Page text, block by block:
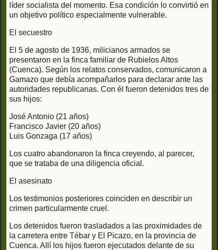
líder socialista del momento. Esa condición lo convirtió en
un objetivo político especialmente vulnerable.
El secuestro
El 5 de agosto de 1936, milicianos armados se
presentaron en la finca familiar de Rubielos Altos
(Cuenca). Según los relatos conservados, comunicaron a
Gamazo que debía acompañarlos para declarar ante las
autoridades republicanas. Con él fueron detenidos tres de
sus hijos:
José Antonio (21 años)
Francisco Javier (20 años)
Luis Gonzaga (17 años)
Los cuatro abandonaron la finca creyendo, al parecer,
que se trataba de una diligencia oficial.
El asesinato
Los testimonios posteriores coinciden en describir un
crimen particularmente cruel.
Los detenidos fueron trasladados a las proximidades de
la carretera entre Tébar y El Picazo, en la provincia de
Cuenca. Allí los hijos fueron ejecutados delante de su